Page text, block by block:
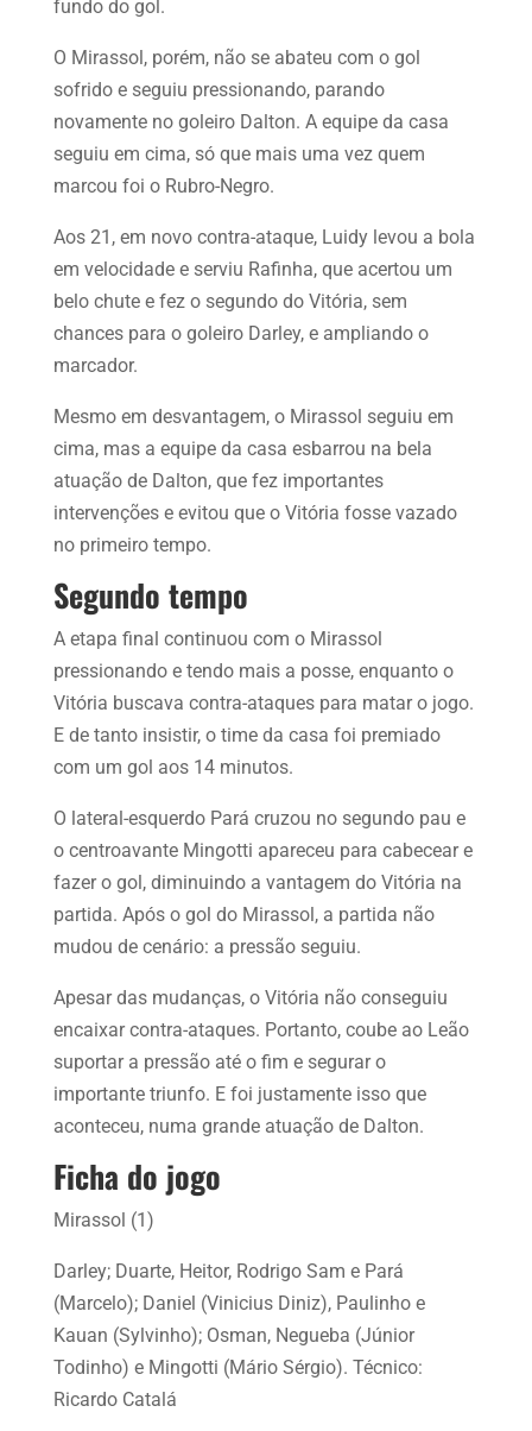
fundo do gol.
O Mirassol, porém, não se abateu com o gol
sofrido e seguiu pressionando, parando
novamente no goleiro Dalton. A equipe da casa
seguiu em cima, só que mais uma vez quem
marcou foi o Rubro-Negro.
Aos 21, em novo contra-ataque, Luidy levou a bola
em velocidade e serviu Rafinha, que acertou um
belo chute e fez o segundo do Vitória, sem
chances para o goleiro Darley, e ampliando o
marcador.
Mesmo em desvantagem, o Mirassol seguiu em
cima, mas a equipe da casa esbarrou na bela
atuação de Dalton, que fez importantes
intervenções e evitou que o Vitória fosse vazado
no primeiro tempo.
Segundo tempo
A etapa final continuou com o Mirassol
pressionando e tendo mais a posse, enquanto o
Vitória buscava contra-ataques para matar o jogo.
E de tanto insistir, o time da casa foi premiado
com um gol aos 14 minutos.
O lateral-esquerdo Pará cruzou no segundo pau e
o centroavante Mingotti apareceu para cabecear e
fazer o gol, diminuindo a vantagem do Vitória na
partida. Após o gol do Mirassol, a partida não
mudou de cenário: a pressão seguiu.
Apesar das mudanças, o Vitória não conseguiu
encaixar contra-ataques. Portanto, coube ao Leão
suportar a pressão até o fim e segurar o
importante triunfo. E foi justamente isso que
aconteceu, numa grande atuação de Dalton.
Ficha do jogo
Mirassol (1)
Darley; Duarte, Heitor, Rodrigo Sam e Pará
(Marcelo); Daniel (Vinicius Diniz), Paulinho e
Kauan (Sylvinho); Osman, Negueba (Júnior
Todinho) e Mingotti (Mário Sérgio). Técnico:
Ricardo Catalá